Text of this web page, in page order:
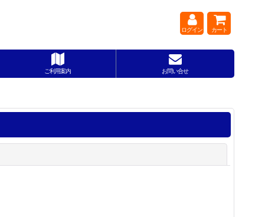
ログイン カート
ご利用案内 お問い合せ